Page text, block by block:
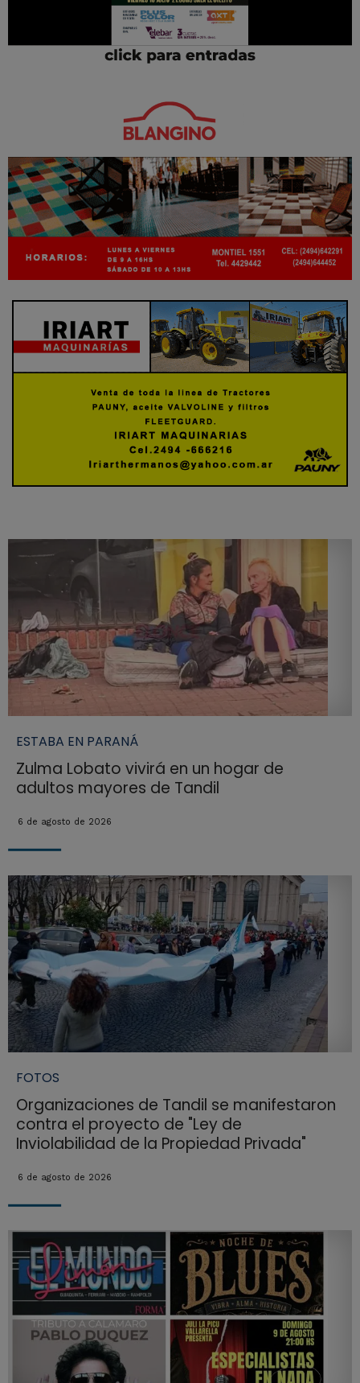
ESTABA EN PARANÁ
Zulma Lobato vivirá en un hogar de
adultos mayores de Tandil
6 de agosto de 2026
FOTOS
Organizaciones de Tandil se manifestaron
contra el proyecto de "Ley de
Inviolabilidad de la Propiedad Privada"
6 de agosto de 2026